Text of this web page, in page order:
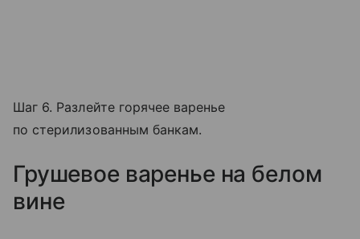
Шаг 6. Разлейте горячее варенье
по стерилизованным банкам.
Грушевое варенье на белом
вине